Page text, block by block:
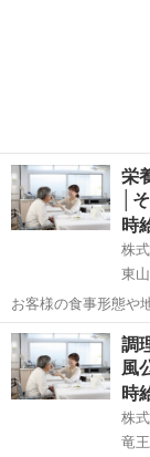
栄
│
時
株
東
お客様の食事形態や
庫管理、帳票作成、
膳、厨房の衛生管理
も関われます。 日々
山梨 山梨市
調
風
時
株
竜